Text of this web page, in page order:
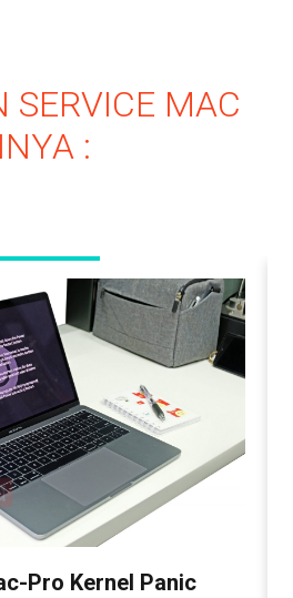
SERVICE MAC
:
Pro Kernel Panic